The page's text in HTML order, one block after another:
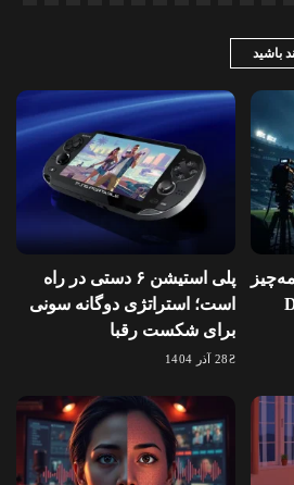
باشید
پلی استیشن ۶ دستی در راه
است؛ استراتژی دوگانه سونی
برای شکست رقبا
28 آذر 1404